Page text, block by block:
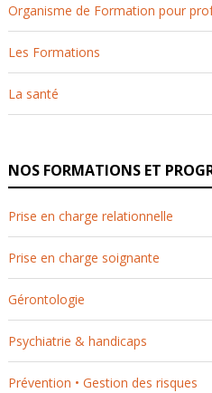
Organisme de Formation pour
Les Formations
La santé
NOS FORMATIONS ET
Prise en charge relationnelle
Prise en charge soignante
Gérontologie
Psychiatrie & handicaps
Prévention • Gestion des risques